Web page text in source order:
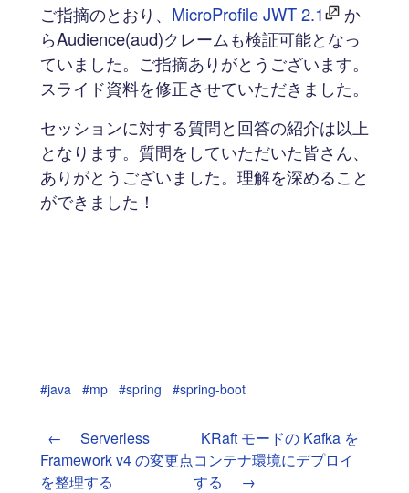
ご指摘のとおり、 MicroProfile JWT 2.1
か
らAudience(aud)クレームも検証可能となっ
ていました。ご指摘ありがとうございます。
スライド資料を修正させていただきました。
セッションに対する質問と回答の紹介は以上
となります。質問をしていただいた皆さん、
ありがとうございました。理解を深めること
ができました！
#java #mp #spring #spring-boot
←
Serverless
Framework v4 の変更点
を整理する
KRaft モードの Kafka を
コンテナ環境にデプロイ
する
→